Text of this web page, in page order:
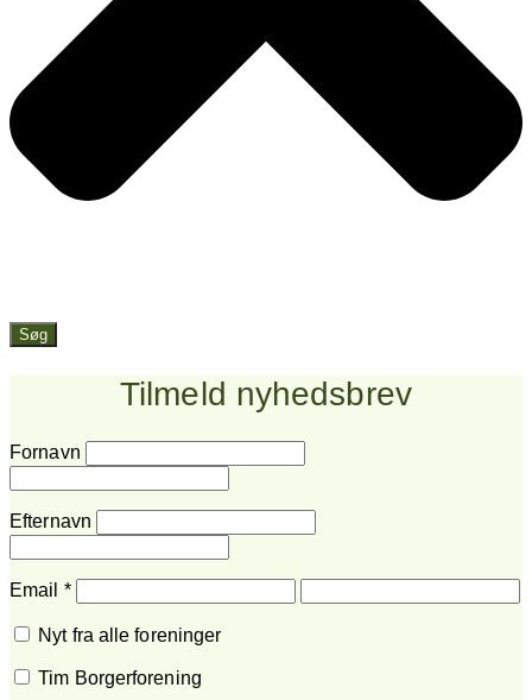
Søg
Tilmeld nyhedsbrev
Fornavn
Efternavn
Email *
Nyt fra alle foreninger
Tim Borgerforening